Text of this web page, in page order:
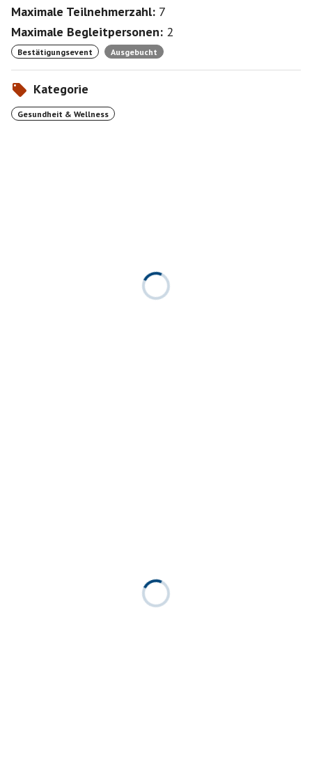
Maximale Teilnehmerzahl: 7
Maximale Begleitpersonen: 2
Bestätigungsevent Ausgebucht
Kategorie
Gesundheit & Wellness